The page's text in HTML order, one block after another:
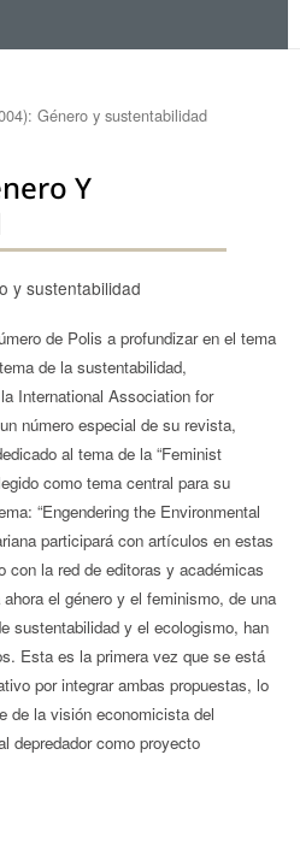
Género y sustentabilidad
Y
de Polis a profundizar en el tema
de la sustentabilidad,
International Association for
número especial de su revista,
al tema de la “Feminist
como tema central para su
“Engendering the Environmental
participará con artículos en estas
la red de editoras y académicas
el género y el feminismo, de una
sustentabilidad y el ecologismo, han
Esta es la primera vez que se está
por integrar ambas propuestas, lo
de la visión economicista del
depredador como proyecto